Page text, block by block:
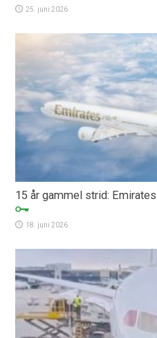
25. juni 2026
15 år gammel strid:
18. juni 2026